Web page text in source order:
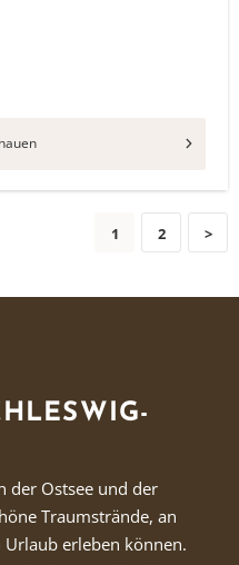
1 2 >
der Ostsee und der
Traumstrände, an
Urlaub erleben können.